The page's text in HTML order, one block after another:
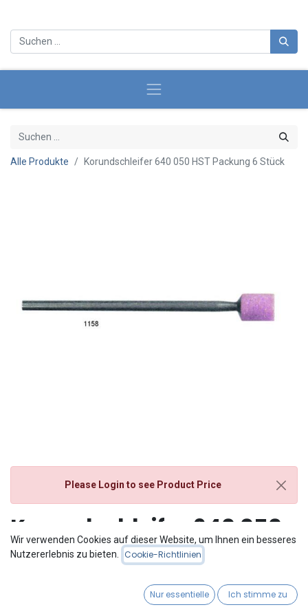
Alle Produkte Korundschleifer 640 050 HST Packung 6 Stück
Please Login to see Product Price
Korundschleifer 640 050
HST Packung 6 Stück
Wir verwenden Cookies auf dieser Website, um Ihnen ein besseres
Nutzererlebnis zu bieten.
Cookie-Richtlinien
Nur essentielle Ich stimme zu